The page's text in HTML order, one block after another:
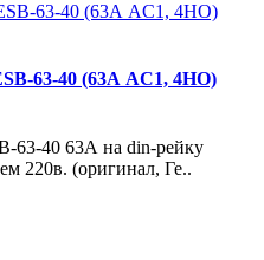
63-40 (63А AC1, 4НО)
63-40 63А на din-рейку
220в. (оригинал, Ге..